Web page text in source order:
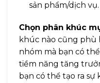
sản phẩm/dịch vụ.
Chọn phân khúc
khúc nào cũng phù
nhóm mà bạn có
tiềm năng tăng
bạn có thể tạo ra sự